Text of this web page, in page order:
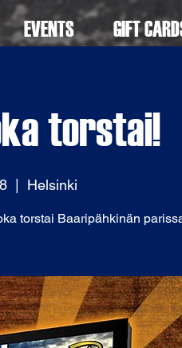
EVENTS GIFT
torstai!
Helsinki
torstai Baaripähkinän